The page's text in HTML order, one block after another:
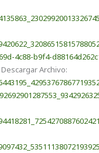
4c88-b9f4-
Descargar Archivo: